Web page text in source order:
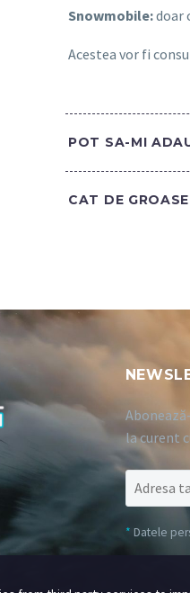
Snowmobile:doar
Acestea vor fi
POT SA-MI
CAT DE
la curent
* Datele